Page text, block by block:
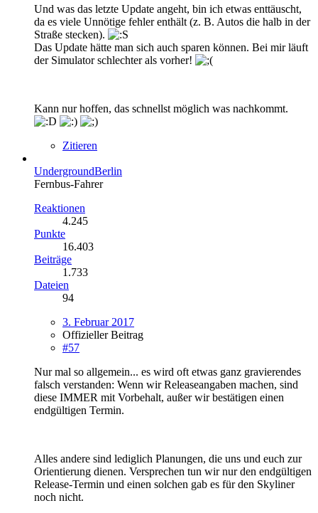
Und was das letzte Update angeht, bin ich etwas enttäuscht,
da es viele Unnötige fehler enthält (z. B. Autos die halb in der
Straße stecken).
Das Update hätte man sich auch sparen können. Bei mir läuft
der Simulator schlechter als vorher!
Kann nur hoffen, das schnellst möglich was nachkommt.
Zitieren
UndergroundBerlin
Fernbus-Fahrer
Reaktionen
4.245
Punkte
16.403
Beiträge
1.733
Dateien
94
3. Februar 2017
Offizieller Beitrag
#57
Nur mal so allgemein... es wird oft etwas ganz gravierendes
falsch verstanden: Wenn wir Releaseangaben machen, sind
diese IMMER mit Vorbehalt, außer wir bestätigen einen
endgültigen Termin.
Alles andere sind lediglich Planungen, die uns und euch zur
Orientierung dienen. Versprechen tun wir nur den endgültigen
Release-Termin und einen solchen gab es für den Skyliner
noch nicht.